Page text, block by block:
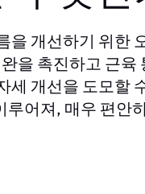
개선하기 위한
을 촉진하고 근
세 개선을 도모할
어져, 매우 편안